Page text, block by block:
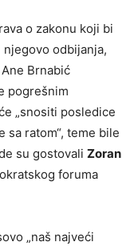
o zakonu koji bi
odbijanja,
Brnabić
pogrešnim
„snositi posledice
ratom“, teme bile
su gostovali Zoran
foruma
„naš najveći